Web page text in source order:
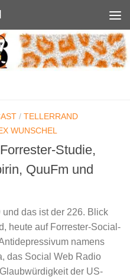
/ TELLERRAND
WUNSCHEL
Studie,
QuuFm und
und das ist der 226. Blick
heute auf Forrester-Social-
namens
das Social Web Radio
der US-